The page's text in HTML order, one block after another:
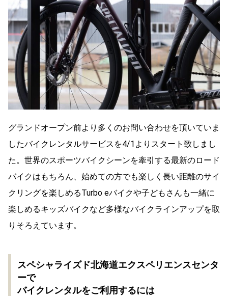
グランドオープン前より多くのお問い合わせを頂いていま
したバイクレンタルサービスを4/1よりスタート致しまし
た。世界のスポーツバイクシーンを牽引する最新のロード
バイクはもちろん、始めての方でも楽しく長い距離のサイ
クリングを楽しめるTurbo eバイクや子どもさんも一緒に
楽しめるキッズバイクなど多様なバイクラインアップを取
りそろえています。
スペシャライズド北海道エクスペリエンスセンタ
ーで
バイクレンタルをご利用するには